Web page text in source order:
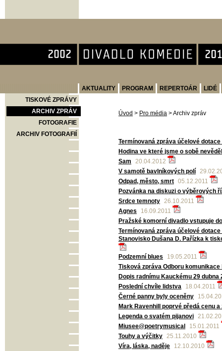
AKTUALITY PROGRAM REPERTOÁR
LIDÉ
TISKOVÉ ZPRÁVY
ARCHIV ZPRÁV
FOTOGRAFIE
ARCHIV FOTOGRAFIÍ
Úvod > Pro média >Archiv zpráv
Termínovaná zpráva účelové
Hodina ve které jsme o sobě
Sam
20.04.2012
V samotě bavlníkových polí
Odpad, město, smrt 05.12.2011
Pozvánka na diskuzi o výběrových
Srdce temnoty 26.10.2011
Agnes
16.09.2011
Pražské komorní divadlo vstupuje
Termínovaná zpráva účelové
Stanovisko Dušana D. Pařízka k
Podzemní blues
19.05.2011
Tisková zpráva Odboru komunikace
Dopis radnímu Kauckému 29 dubna
Poslední chvíle lidstva
18.04.2011
Černé panny byly oceněny
Mark Ravenhill poprvé předá cenu a
Legenda o svatém pijanovi
Miusee@poetrymusical
15.01.2011
Touhy a výčitky 25.11.2010
Víra, láska, naděje
12.10.2010